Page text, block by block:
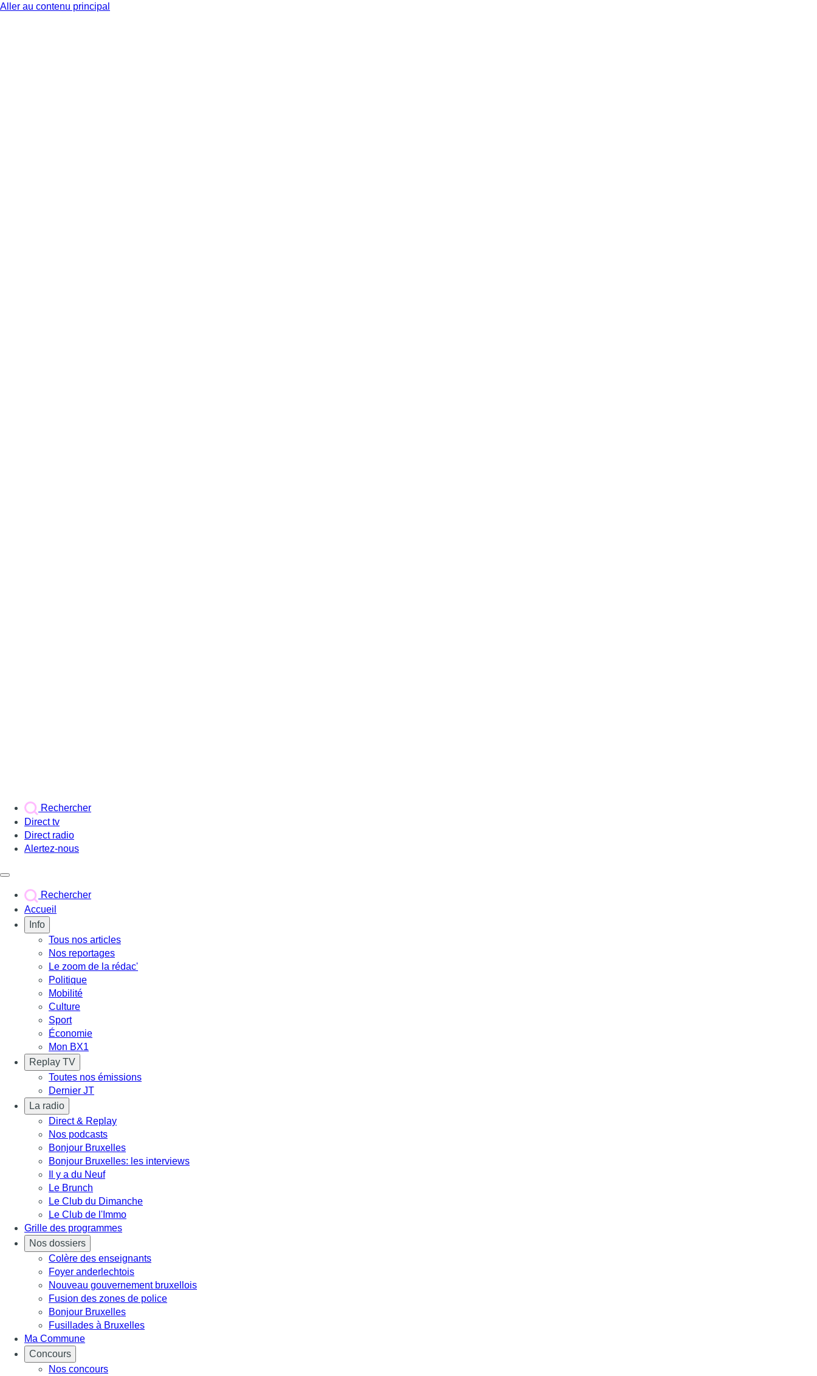
Aller au contenu principal
Rechercher
Direct tv
Direct radio
Alertez-nous
Rechercher
Accueil
Info
Tous nos articles
Nos reportages
Le zoom de la rédac'
Politique
Mobilité
Culture
Sport
Économie
Mon BX1
Replay TV
Toutes nos émissions
Dernier JT
La radio
Direct & Replay
Nos podcasts
Bonjour Bruxelles
Bonjour Bruxelles: les interviews
Il y a du Neuf
Le Brunch
Le Club du Dimanche
Le Club de l'Immo
Grille des programmes
Nos dossiers
Colère des enseignants
Foyer anderlechtois
Nouveau gouvernement bruxellois
Fusion des zones de police
Bonjour Bruxelles
Fusillades à Bruxelles
Ma Commune
Concours
Nos concours